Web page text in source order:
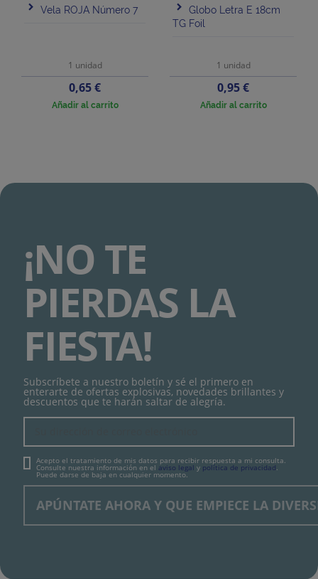
Vela ROJA Número 7
1 unidad
Precio
0,65 €
Añadir al carrito
Globo Letra E 18cm
TG Foil
1 unidad
Precio
0,95 €
Añadir al carrito
¡NO TE
PIERDAS LA
FIESTA!
Subscríbete a nuestro boletín y sé el primero en
enterarte de ofertas explosivas, novedades brillantes y
descuentos que te harán saltar de alegría.
Acepto el tratamiento de mis datos para recibir respuesta a mi consulta.
Consulte nuestra información en el aviso legal y política de privacidad
Puede darse de baja en cualquier momento.